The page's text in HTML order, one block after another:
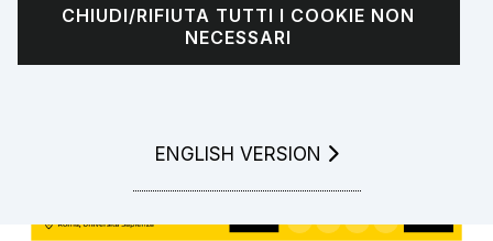
CHIUDI/RIFIUTA TUTTI I COOKIE NON
NECESSARI
GO TO
ENGLISH VERSION